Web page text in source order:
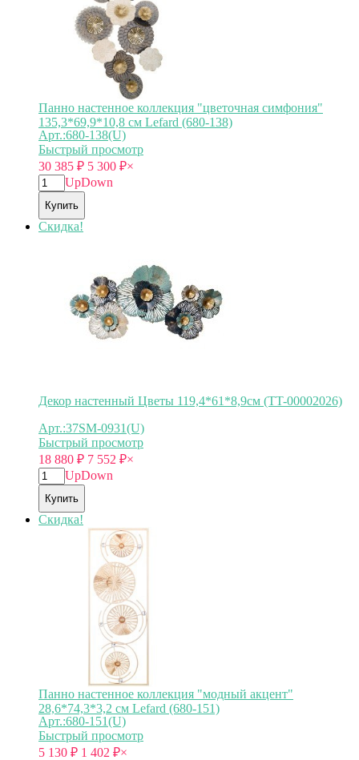
Панно настенное коллекция "цветочная симфония"
135,3*69,9*10,8 см Lefard (680-138)
Арт.:680-138(U)
Быстрый просмотр
30 385 ₽ 5 300 ₽×
UpDown
Купить
Скидка!
Декор настенный Цветы 119,4*61*8,9см (TT-00002026)
Арт.:37SM-0931(U)
Быстрый просмотр
18 880 ₽ 7 552 ₽×
UpDown
Купить
Скидка!
Панно настенное коллекция "модный акцент"
28,6*74,3*3,2 см Lefard (680-151)
Арт.:680-151(U)
Быстрый просмотр
5 130 ₽ 1 402 ₽×